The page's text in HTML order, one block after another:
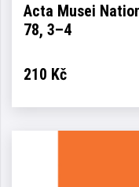
Acta Musei
78, 3–4
210 Kč